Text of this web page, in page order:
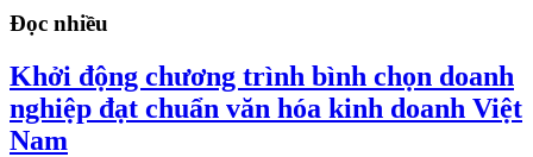
Đọc nhiều
Khởi động chương trình bình chọn doanh
nghiệp đạt chuẩn văn hóa kinh doanh Việt
Nam